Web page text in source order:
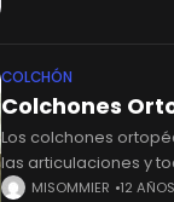
COLCHÓN
Colchones
Los colchones
las articulaciones y
cualquier colchón.
MISOMMIER 12